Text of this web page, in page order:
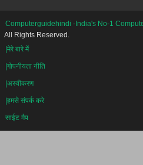
Computerguidehindi -India's No-1
All Rights Reserved.
|मेरे बारे में
|गोपनीयता नीति
|अस्वीकरण
|हमसे संपर्क करे
साईट मैप